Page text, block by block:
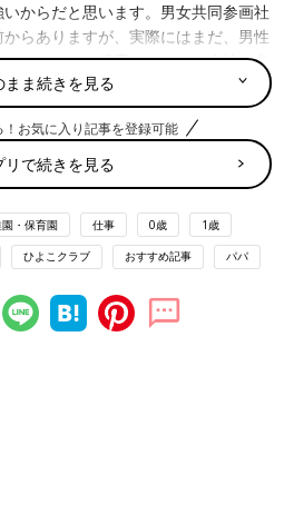
からだと思います。男女共同参画社
らありますが、実際にはまだ、男性
あまりいい反応をされない会社も多
場にいる人の中には、共働き家庭が
どの日本型雇用が崩れているといっ
いても、「なぜ父親が育児をするの
きていない人も多いのです。プライ
くすことがよしとされた昭和の文化
学校の行事で休みたくても「それで
たり、奥さんを含めて家族を批判さ
変わっていくのでしょうか？
まま続きを見る
お気に入り記事を登録可能
リで続きを見る
・保育園 仕事 0歳 1歳
ひよこクラブ おすすめ記事 パパ